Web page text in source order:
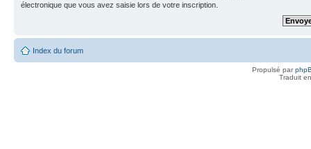
électronique que vous avez saisie lors de votre inscription.
Index du forum
Propulsé par
Traduit